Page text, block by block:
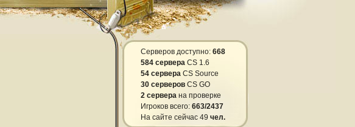
Серверов доступно: 668
584 сервера CS 1.6
54 сервера CS Source
30 серверов CS GO
2 сервера на проверке
Игроков всего: 663/2437
На сайте сейчас 49 чел.